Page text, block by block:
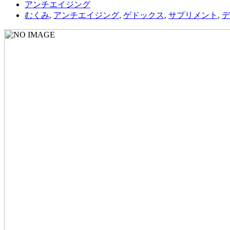
アンチエイジング
むくみ, アンチエイジング, ゲドックス, サプリメント ,